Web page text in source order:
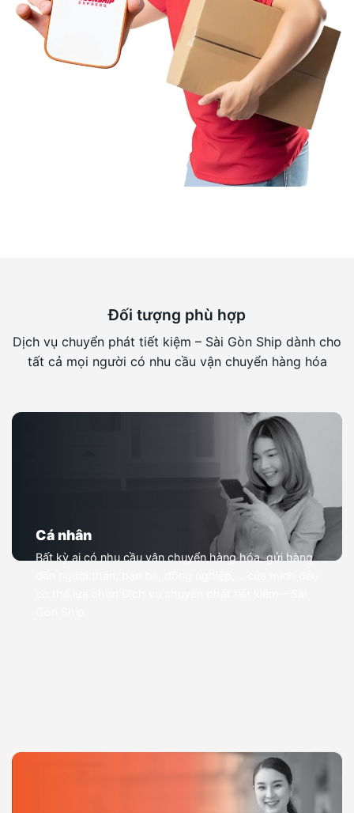
Đối tượng phù hợp
Dịch vụ chuyển phát tiết kiệm – Sài Gòn Ship dành cho
tất cả mọi người có nhu cầu vận chuyển hàng hóa
Cá nhân
Bất kỳ ai có nhu cầu vận chuyển hàng hóa, gửi hàng